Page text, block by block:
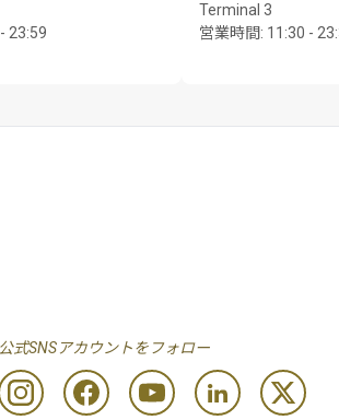
23:59
Terminal 3
営業時間: 11:30 -
公式SNSアカウントをフォロー